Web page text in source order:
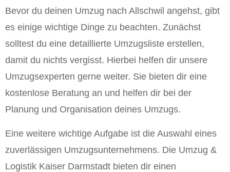
Bevor du deinen Umzug nach Allschwil angehst, gibt
es einige wichtige Dinge zu beachten. Zunächst
solltest du eine detaillierte Umzugsliste erstellen,
damit du nichts vergisst. Hierbei helfen dir unsere
Umzugsexperten gerne weiter. Sie bieten dir eine
kostenlose Beratung an und helfen dir bei der
Planung und Organisation deines Umzugs.
Eine weitere wichtige Aufgabe ist die Auswahl eines
zuverlässigen Umzugsunternehmens. Die Umzug &
Logistik Kaiser Darmstadt bieten dir einen